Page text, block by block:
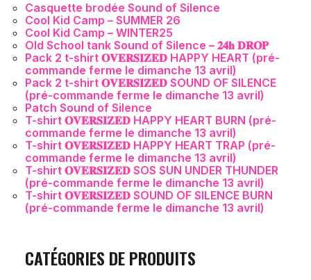
Casquette brodée Sound of Silence
Cool Kid Camp – SUMMER 26
Cool Kid Camp – WINTER25
Old School tank Sound of Silence – 𝟐𝟒𝐡 𝐃𝐑𝐎𝐏
Pack 2 t-shirt 𝐎𝐕𝐄𝐑𝐒𝐈𝐙𝐄𝐃 HAPPY HEART (pré-
commande ferme le dimanche 13 avril)
Pack 2 t-shirt 𝐎𝐕𝐄𝐑𝐒𝐈𝐙𝐄𝐃 SOUND OF SILENCE
(pré-commande ferme le dimanche 13 avril)
Patch Sound of Silence
T-shirt 𝐎𝐕𝐄𝐑𝐒𝐈𝐙𝐄𝐃 HAPPY HEART BURN (pré-
commande ferme le dimanche 13 avril)
T-shirt 𝐎𝐕𝐄𝐑𝐒𝐈𝐙𝐄𝐃 HAPPY HEART TRAP (pré-
commande ferme le dimanche 13 avril)
T-shirt 𝐎𝐕𝐄𝐑𝐒𝐈𝐙𝐄𝐃 SOS SUN UNDER THUNDER
(pré-commande ferme le dimanche 13 avril)
T-shirt 𝐎𝐕𝐄𝐑𝐒𝐈𝐙𝐄𝐃 SOUND OF SILENCE BURN
(pré-commande ferme le dimanche 13 avril)
CATÉGORIES DE PRODUITS